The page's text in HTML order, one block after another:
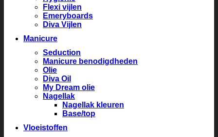
Flexi vijlen
Emeryboards
Diva Vijlen
Manicure
Seduction
Manicure benodigdheden
Olie
Diva Oil
My Dream olie
Nagellak
Nagellak kleuren
Base/top
Vloeistoffen